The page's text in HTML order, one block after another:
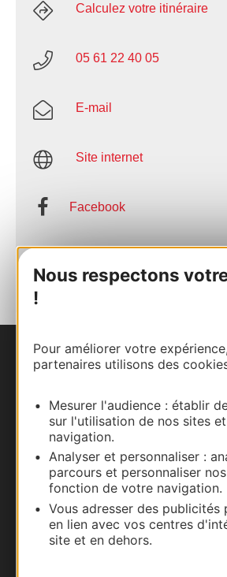
Nous respectons
!
Pour améliorer votre
partenaires utilisons des
Mesurer l'audience : établir
sur l'utilisation de nos sites
navigation.
Analyser et personnaliser :
parcours et personnaliser
fonction de votre navigation.
Vous adresser des publicités
en lien avec vos centres
site et en dehors.
Calculez votre itinéraire
05 61 22 40 05
E-mail
Site internet
Facebook
Nous contacter
Carte interactive
Documentation